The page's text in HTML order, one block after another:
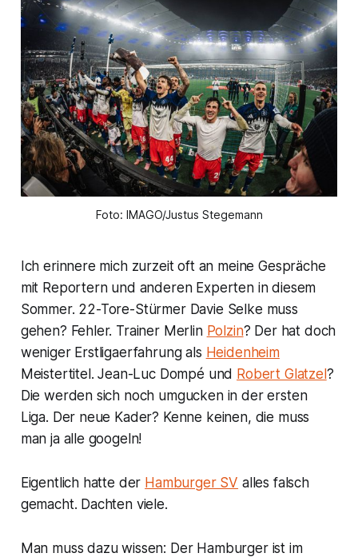
Foto: IMAGO/Justus Stegemann
Ich erinnere mich zurzeit oft an meine Gespräche
mit Reportern und anderen Experten in diesem
Sommer. 22-Tore-Stürmer Davie Selke muss
gehen? Fehler. Trainer Merlin Polzin? Der hat doch
weniger Erstligaerfahrung als Heidenheim
Meistertitel. Jean-Luc Dompé und Robert Glatzel ?
Die werden sich noch umgucken in der ersten
Liga. Der neue Kader? Kenne keinen, die muss
man ja alle googeln!
Eigentlich hatte der Hamburger SV alles falsch
gemacht. Dachten viele.
Man muss dazu wissen: Der Hamburger ist im